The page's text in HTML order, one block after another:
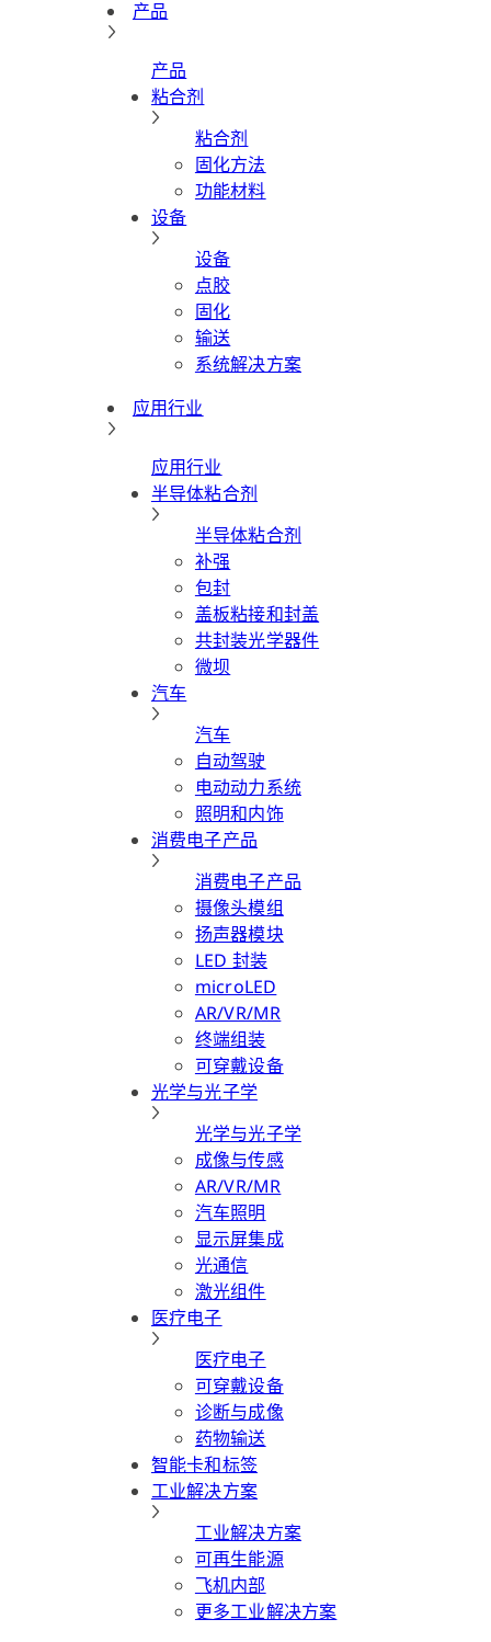
产品
产品
粘合剂
粘合剂
固化方法
功能材料
设备
设备
点胶
固化
输送
系统解决方案
应用行业
应用行业
半导体粘合剂
半导体粘合剂
补强
包封
盖板粘接和封盖
共封装光学器件
微坝
汽车
汽车
自动驾驶
电动动力系统
照明和内饰
消费电子产品
消费电子产品
摄像头模组
扬声器模块
LED 封装
microLED
AR/VR/MR
终端组装
可穿戴设备
光学与光子学
光学与光子学
成像与传感
AR/VR/MR
汽车照明
显示屏集成
光通信
激光组件
医疗电子
医疗电子
可穿戴设备
诊断与成像
药物输送
智能卡和标签
工业解决方案
工业解决方案
可再生能源
飞机内部
更多工业解决方案